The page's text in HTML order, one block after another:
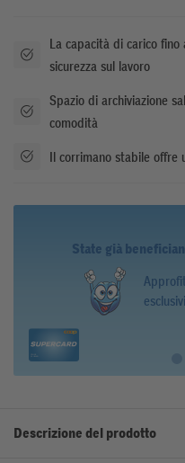
La capacità di carico fino
sicurezza sul lavoro
Spazio di archiviazione
comodità
Il corrimano stabile offre
State già
esclusivi
Descrizione del prodotto